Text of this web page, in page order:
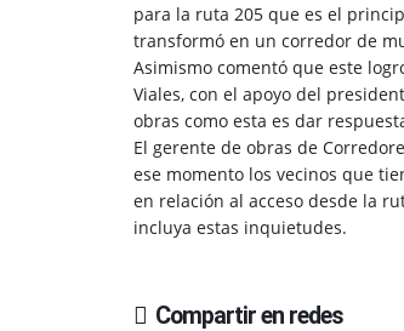
para la ruta 205 que es el
transformó en un corredor de
Asimismo comentó que este
Viales, con el apoyo del
obras como esta es dar
El gerente de obras de
ese momento los vecinos que
en relación al acceso desde la
incluya estas inquietudes.
Compartir en redes